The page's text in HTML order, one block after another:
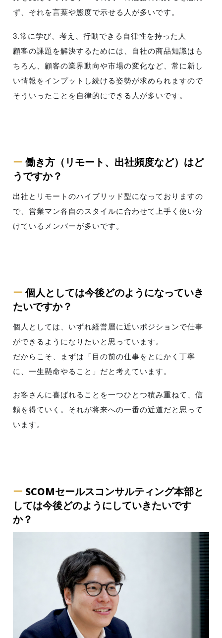
ず、それを言葉や態度で示せる人が多いです。
3.常に学び、考え、行動できる自律性を持った人
顧客の課題を解決するためには、自社の商品知識はも
ちろん、顧客の業界動向や市場の変化など、常に新し
い情報をインプットし続ける姿勢が求められますので
そういったことを自律的にできる人が多いです。
ー働き方（リモート、出社頻度など）はど
うですか？
出社とリモートのハイブリッド型になっておりますの
で、営業マン各自のスタイルに合わせて上手く使い分
けているメンバーが多いです。
ー個人としては今後どのようになっていき
たいですか？
個人としては、いずれ経営層に近いポジションで仕事
ができるようになりたいと思っています。
だからこそ、まずは「目の前の仕事をとにかく丁寧
に、一生懸命やること」だと考えています。
お客さんに喜ばれることを一つひとつ積み重ねて、信
頼を得ていく。それが将来への一番の近道だと思って
います。
ー SCOMセールスコンサルティング本部と
しては今後どのようにしていきたいです
か？